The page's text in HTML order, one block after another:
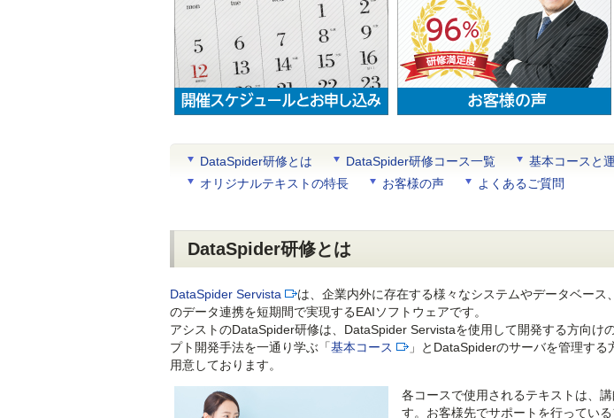
DataSpider研修とは DataSpider研修コース一覧
基本コースと
オリジナルテキストの特長
お客様の声 よくあるご質問
DataSpider研修とは
DataSpider Servista
は、企業内外に存在する様々なシステムやデータベー
のデータ連携を短期間で実現するEAIソフトウェアです。
アシストのDataSpider研修は、DataSpider Servistaを使用して開発する方向け
プト開発手法を一通り学ぶ「基本コース 」とDataSpiderのサーバを管理する
用意しております。
各コースで使用されるテキストは、
す。お客様先でサポートを行ってい